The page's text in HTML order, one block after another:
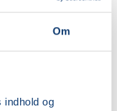
Om
indhold og